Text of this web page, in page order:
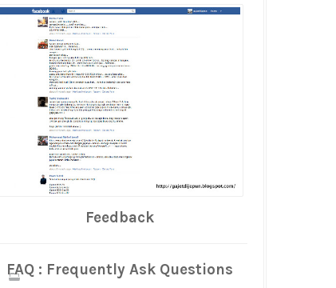
Feedback
FAQ : Frequently Ask Questions